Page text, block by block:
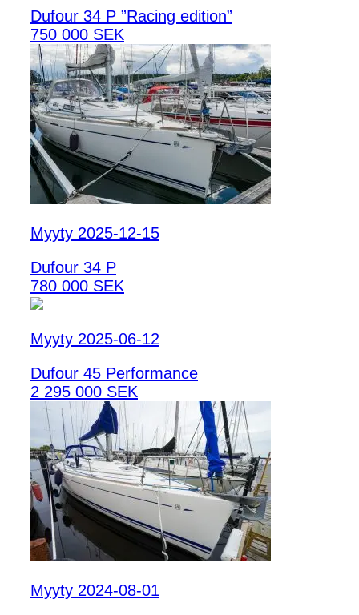
Dufour 34 P ”Racing edition”
750 000 SEK
Myyty 2025-12-15
Dufour 34 P
780 000 SEK
Myyty 2025-06-12
Dufour 45 Performance
2 295 000 SEK
Myyty 2024-08-01